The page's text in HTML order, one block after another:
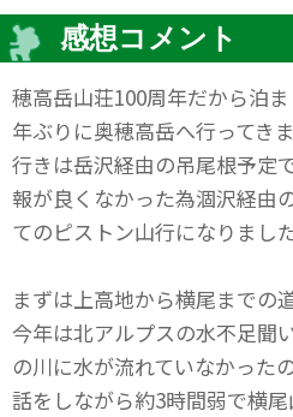
感想コメント
穂高岳山荘100周年だから泊
年ぶりに奥穂高岳へ行ってきま
行きは岳沢経由の吊尾根予定
報が良くなかった為涸沢経由
てのピストン山行になりました
まずは上高地から横尾までの
今年は北アルプスの水不足聞
の川に水が流れていなかった
話をしながら約3時間弱で横尾